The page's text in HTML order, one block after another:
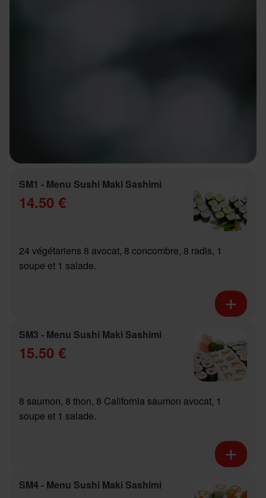
SM1 - Menu Sushi Maki Sashimi
14.50 €
24 végétariens 8 avocat, 8 concombre, 8 radis, 1
soupe et 1 salade.
SM3 - Menu Sushi Maki Sashimi
15.50 €
8 saumon, 8 thon, 8 California saumon avocat, 1
soupe et 1 salade.
SM4 - Menu Sushi Maki Sashimi